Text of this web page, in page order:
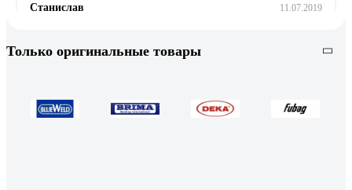
Станислав 11.07.2019
примерно 30 градусов. Присадку же используем 308 сплав
Только оригинальные товары